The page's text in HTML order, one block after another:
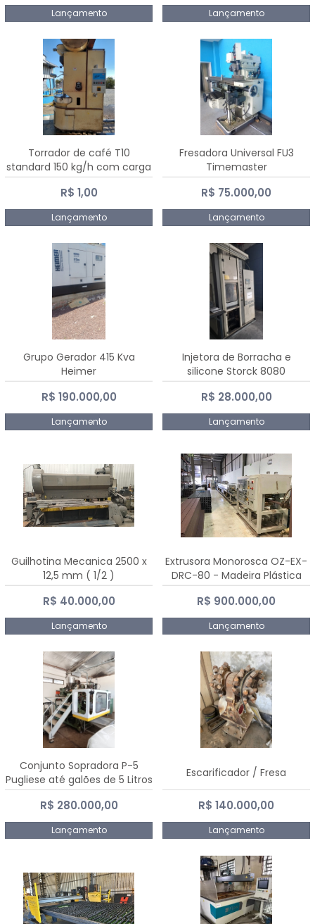
Lançamento Lançamento
Torrador de café T10
standard 150 kg/h com carga
de 10 kg
R$ 1,00
Lançamento
Fresadora Universal FU3
Timemaster
R$ 75.000,00
Lançamento
Grupo Gerador 415 Kva
Heimer
R$ 190.000,00
Lançamento
Injetora de Borracha e
silicone Storck 8080
R$ 28.000,00
Lançamento
Guilhotina Mecanica 2500 x
12,5 mm ( 1/2 )
R$ 40.000,00
Lançamento
Extrusora Monorosca OZ-EX-
DRC-80 - Madeira Plástica
R$ 900.000,00
Lançamento
Conjunto Sopradora P-5
Pugliese até galões de 5 Litros
R$ 280.000,00
Lançamento
Escarificador / Fresa
R$ 140.000,00
Lançamento